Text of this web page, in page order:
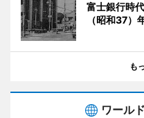
富士銀行時
（昭和37）
も
ワール